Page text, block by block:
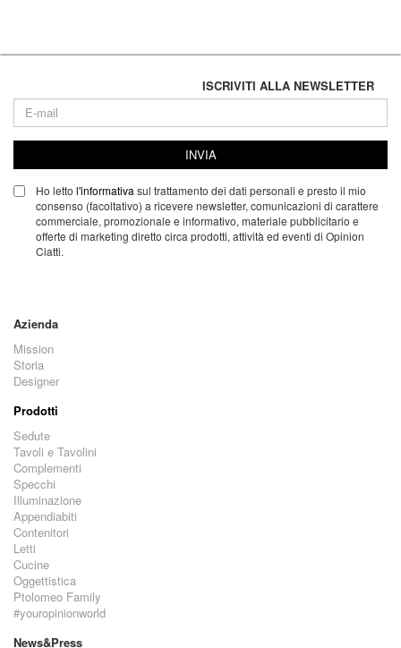
ISCRIVITI ALLA NEWSLETTER
INVIA
Ho letto l'informativa sul trattamento dei dati personali e presto il mio
consenso (facoltativo) a ricevere newsletter, comunicazioni di carattere
commerciale, promozionale e informativo, materiale pubblicitario e
offerte di marketing diretto circa prodotti, attività ed eventi di Opinion
Ciatti.
Azienda
Mission
Storia
Designer
Prodotti
Sedute
Tavoli e Tavolini
Complementi
Specchi
Illuminazione
Appendiabiti
Contenitori
Letti
Cucine
Oggettistica
Ptolomeo Family
#youropinionworld
News&Press